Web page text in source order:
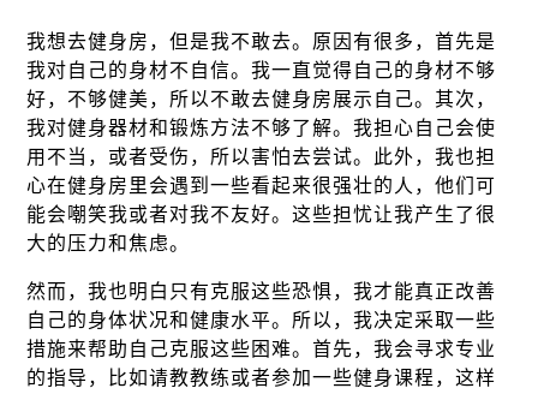
我想去健身房，但是我不敢去。原因有很多，首先是
我对自己的身材不自信。我一直觉得自己的身材不够
好，不够健美，所以不敢去健身房展示自己。其次，
我对健身器材和锻炼方法不够了解。我担心自己会使
用不当，或者受伤，所以害怕去尝试。此外，我也担
心在健身房里会遇到一些看起来很强壮的人，他们可
能会嘲笑我或者对我不友好。这些担忧让我产生了很
大的压力和焦虑。
然而，我也明白只有克服这些恐惧，我才能真正改善
自己的身体状况和健康水平。所以，我决定采取一些
措施来帮助自己克服这些困难。首先，我会寻求专业
的指导，比如请教教练或者参加一些健身课程，这样